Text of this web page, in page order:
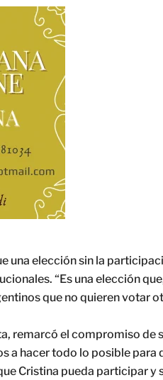
una elección sin la
“Es una elección
que no quieren votar
remarcó el compromiso de
a hacer todo lo posible para
Cristina pueda participar y